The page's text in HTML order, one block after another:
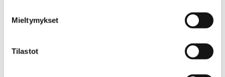
Mieltymykset
Tilastot
Porin kaupungin viime vuoden ostolaskut